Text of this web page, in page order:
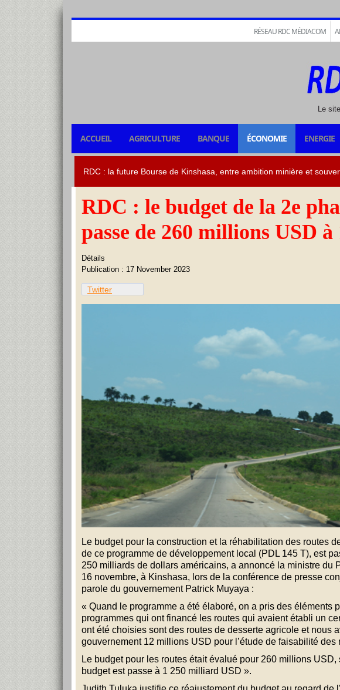
RÉSEAU RDC MÉDIACOM
Le
ACCUEIL AGRICULTURE BANQUE ÉCONOMIE ENERGIE
RDC : le budget de la 2e
passe de 260 millions USD
Détails
Publication : 17 November 2023
Twitter
Le budget pour la construction et la réhabilitation des routes
de ce programme de développement local (PDL 145 T), est
250 milliards de dollars américains, a annoncé la ministre du
16 novembre, à Kinshasa, lors de la conférence de presse
parole du gouvernement Patrick Muyaya :
« Quand le programme a été élaboré, on a pris des éléments
programmes qui ont financé les routes qui avaient établi un
ont été choisies sont des routes de desserte agricole et nous
gouvernement 12 millions USD pour l’étude de faisabilité des
Le budget pour les routes était évalué pour 260 millions
budget est passe à 1 250 milliard USD ».